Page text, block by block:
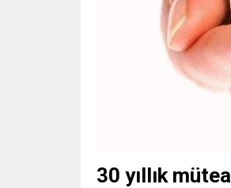
30 yıllık